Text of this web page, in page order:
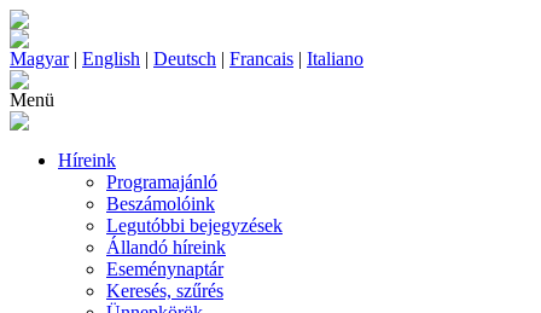
Magyar| English | Deutsch | Francais | Italiano
Menü
Híreink
Programajánló
Beszámolóink
Legutóbbi bejegyzések
Állandó híreink
Eseménynaptár
Keresés, szűrés